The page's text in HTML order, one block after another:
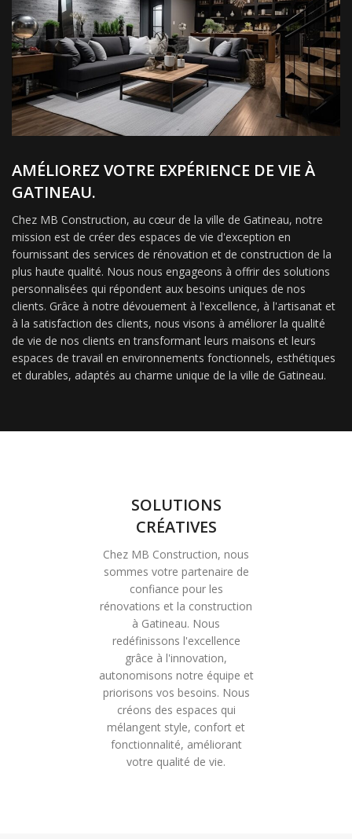
AMÉLIOREZ VOTRE EXPÉRIENCE DE VIE À
GATINEAU.
Chez MB Construction, au cœur de la ville de Gatineau, notre
mission est de créer des espaces de vie d'exception en
fournissant des services de rénovation et de construction de la
plus haute qualité. Nous nous engageons à offrir des solutions
personnalisées qui répondent aux besoins uniques de nos
clients. Grâce à notre dévouement à l'excellence, à l'artisanat et
à la satisfaction des clients, nous visons à améliorer la qualité
de vie de nos clients en transformant leurs maisons et leurs
espaces de travail en environnements fonctionnels, esthétiques
et durables, adaptés au charme unique de la ville de Gatineau.
SOLUTIONS
CRÉATIVES
Chez MB Construction, nous
sommes votre partenaire de
confiance pour les
rénovations et la construction
à Gatineau. Nous
redéfinissons l'excellence
grâce à l'innovation,
autonomisons notre équipe et
priorisons vos besoins. Nous
créons des espaces qui
mélangent style, confort et
fonctionnalité, améliorant
votre qualité de vie.